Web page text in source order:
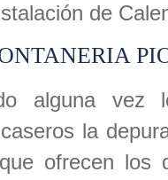
de
alguna vez
la
ofrecen los